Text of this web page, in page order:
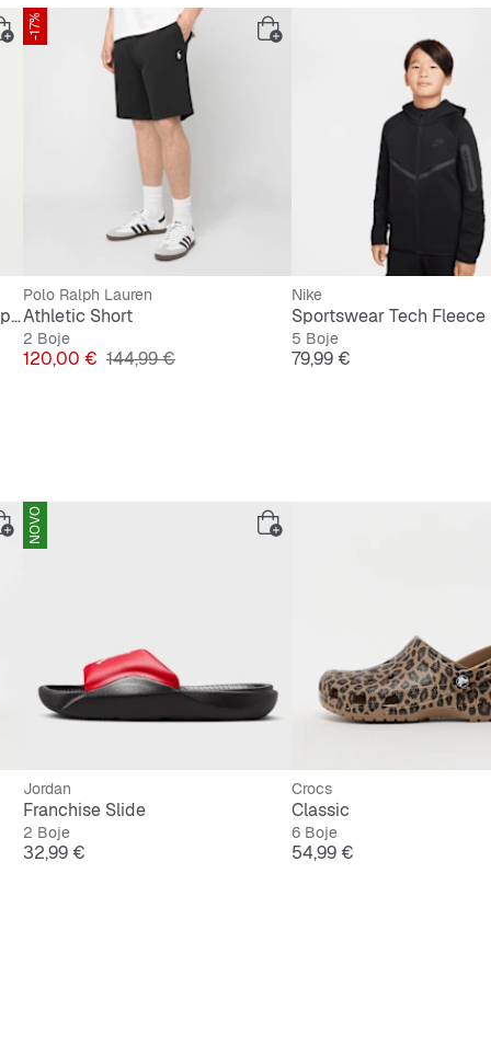
Sportswear Tech Fleece Full Zip All Over Print
-17%
Polo Ralph Lauren
Athletic Short
2 Boje
Cijena
120,00 € Originalna cijena
144,99 €
Nike
5 Boje
Cijena
79,99 €
NOVO
Jordan
Franchise Slide
2 Boje
Cijena
32,99 €
Crocs
Classic
6 Boje
Cijena
54,99 €